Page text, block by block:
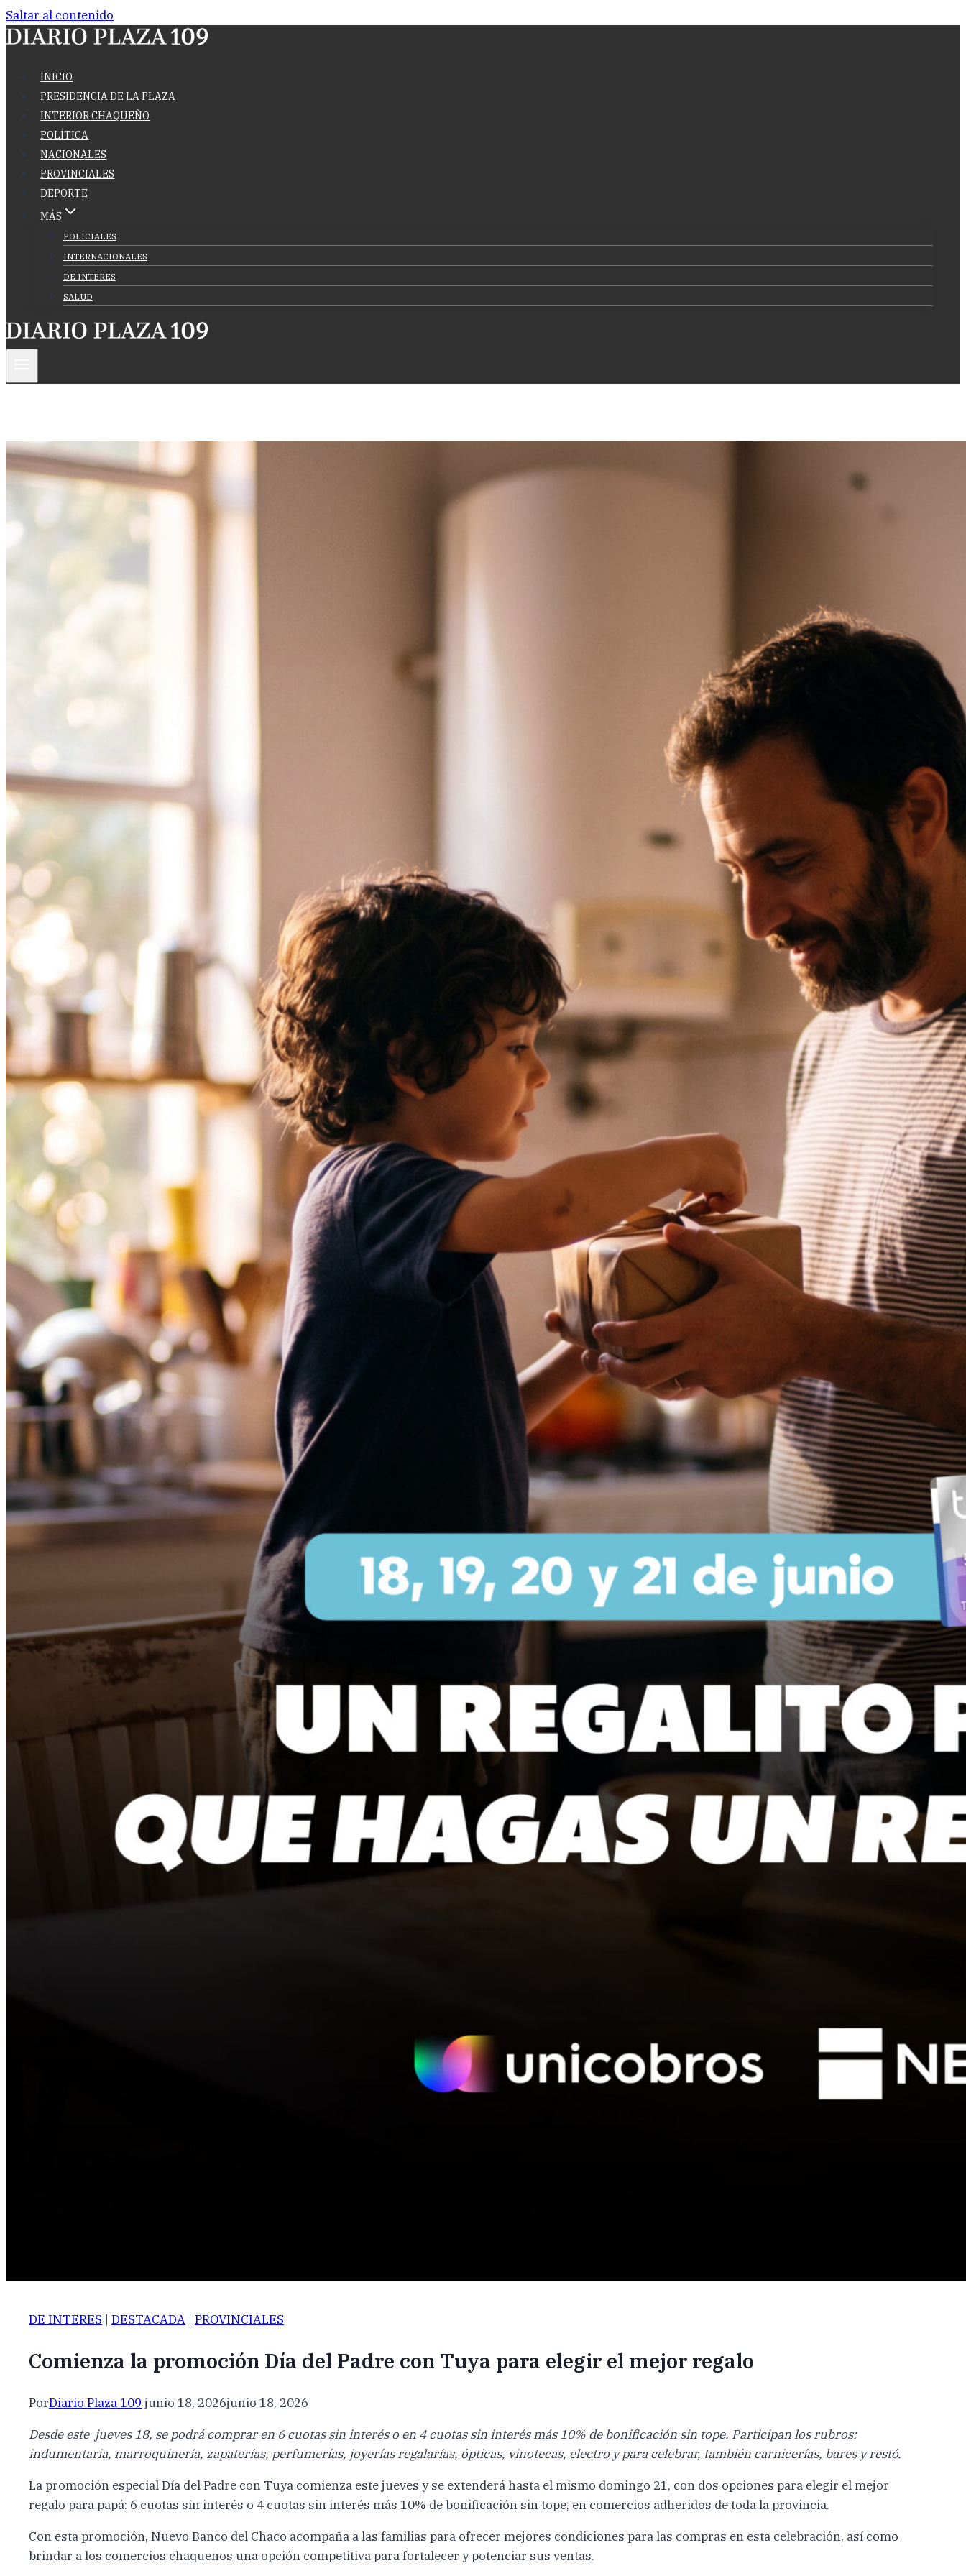
Saltar al contenido
INICIO
PRESIDENCIA DE LA PLAZA
INTERIOR CHAQUEÑO
POLÍTICA
NACIONALES
PROVINCIALES
DEPORTE
MÁS
POLICIALES
INTERNACIONALES
DE INTERES
SALUD
DE INTERES | DESTACADA | PROVINCIALES
Comienza la promoción Día del Padre con Tuya para elegir el mejor regalo
PorDiario Plaza 109 junio 18, 2026junio 18, 2026
Desde este jueves 18, se podrá comprar en 6 cuotas sin interés o en 4 cuotas sin interés más 10% de bonificación sin tope. Participan los rubros:
indumentaria, marroquinería, zapaterías, perfumerías, joyerías regalarías, ópticas, vinotecas, electro y para celebrar, también carnicerías, bares y restó.
La promoción especial Día del Padre con Tuya comienza este jueves y se extenderá hasta el mismo domingo 21, con dos opciones para elegir el mejor
regalo para papá: 6 cuotas sin interés o 4 cuotas sin interés más 10% de bonificación sin tope, en comercios adheridos de toda la provincia.
Con esta promoción, Nuevo Banco del Chaco acompaña a las familias para ofrecer mejores condiciones para las compras en esta celebración, así como
brindar a los comercios chaqueños una opción competitiva para fortalecer y potenciar sus ventas.